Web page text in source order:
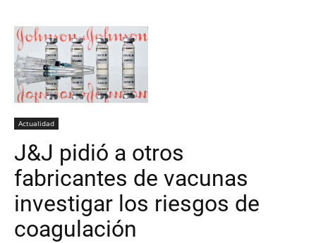
Actualidad
J&J pidió a otros
fabricantes de vacunas
investigar los riesgos de
coagulación